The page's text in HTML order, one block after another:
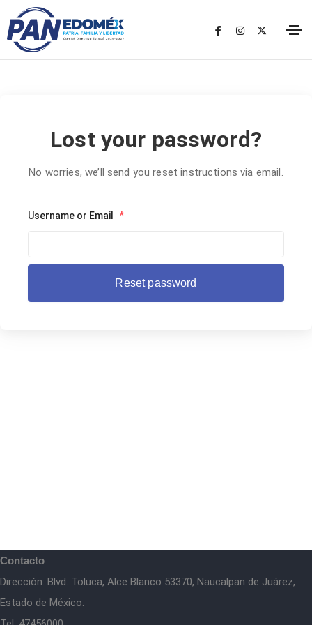
Lost your password?
No worries, we’ll send you reset instructions via email.
Username or Email *
Contacto
Dirección: Blvd. Toluca, Alce Blanco 53370, Naucalpan de Juárez,
Estado de México.